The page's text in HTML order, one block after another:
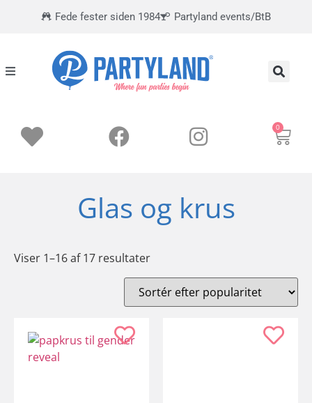
Fede fester siden 1984 Partyland events/BtB
0
Glas og krus
Viser 1–16 af 17 resultater